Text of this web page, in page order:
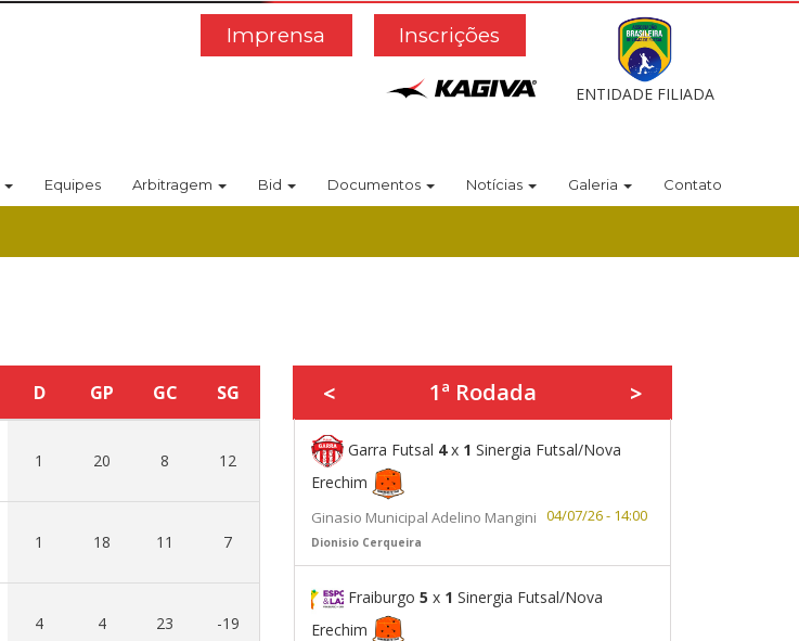
Inscrições
Imprensa
ENTIDADE FILIADA
Equipes Arbitragem Bid Documentos Notícias Galeria Contato
D GP GC SG
1 20 8 12
1 18 11 7
4 4 23 -19
< 1ª Rodada >
Garra Futsal 4x 1 Sinergia Futsal/Nova
Erechim
Ginasio Municipal Adelino Mangini
Dionisio Cerqueira
04/07/26 - 14:00
Fraiburgo 5 x 1 Sinergia Futsal/Nova
Erechim